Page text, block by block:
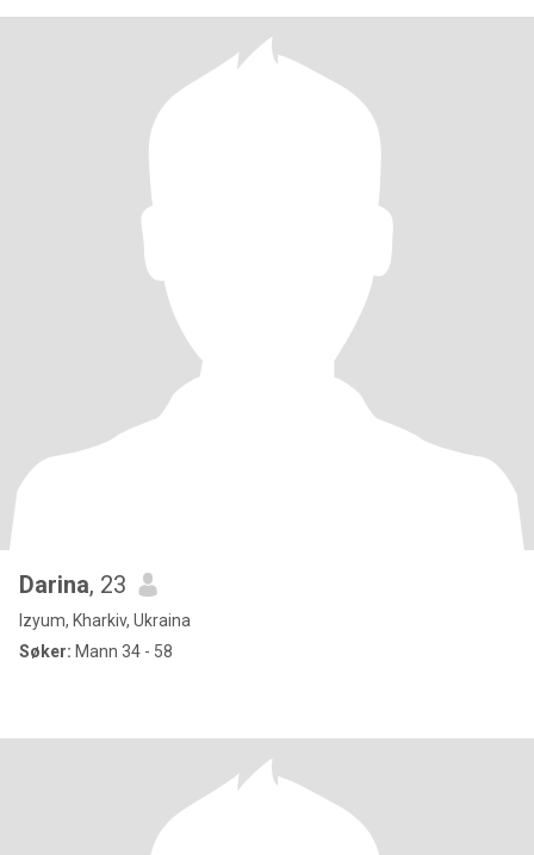
Darina, 23
Izyum, Kharkiv, Ukraina
Søker: Mann 34 - 58